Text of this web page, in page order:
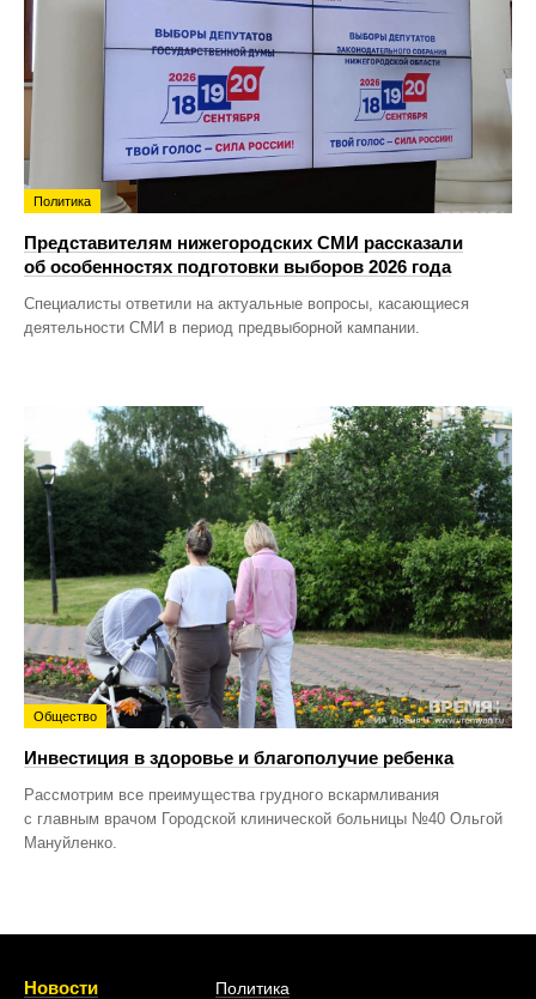
Политика
Представителям нижегородских СМИ рассказали
об особенностях подготовки выборов 2026 года
Специалисты ответили на актуальные вопросы, касающиеся
деятельности СМИ в период предвыборной кампании.
Общество
Инвестиция в здоровье и благополучие ребенка
Рассмотрим все преимущества грудного вскармливания
с главным врачом Городской клинической больницы №40 Ольгой
Мануйленко.
Новости
Политика